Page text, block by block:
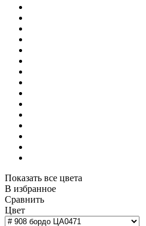
Показать все цвета
В избранное
Сравнить
Цвет